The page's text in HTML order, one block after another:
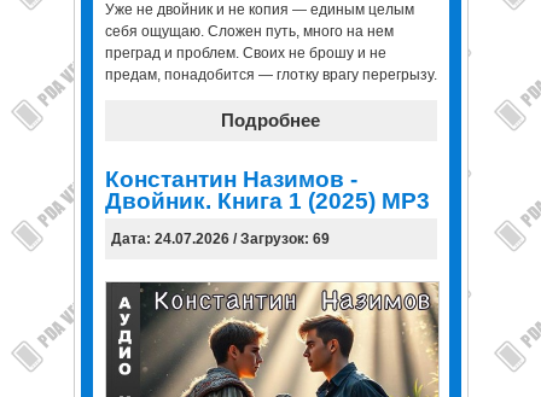
Уже не двойник и не копия — единым целым
себя ощущаю. Сложен путь, много на нем
преград и проблем. Своих не брошу и не
предам, понадобится — глотку врагу перегрызу.
Подробнее
Константин Назимов -
Двойник. Книга 1 (2025) МР3
Дата: 24.07.2026 / Загрузок: 69